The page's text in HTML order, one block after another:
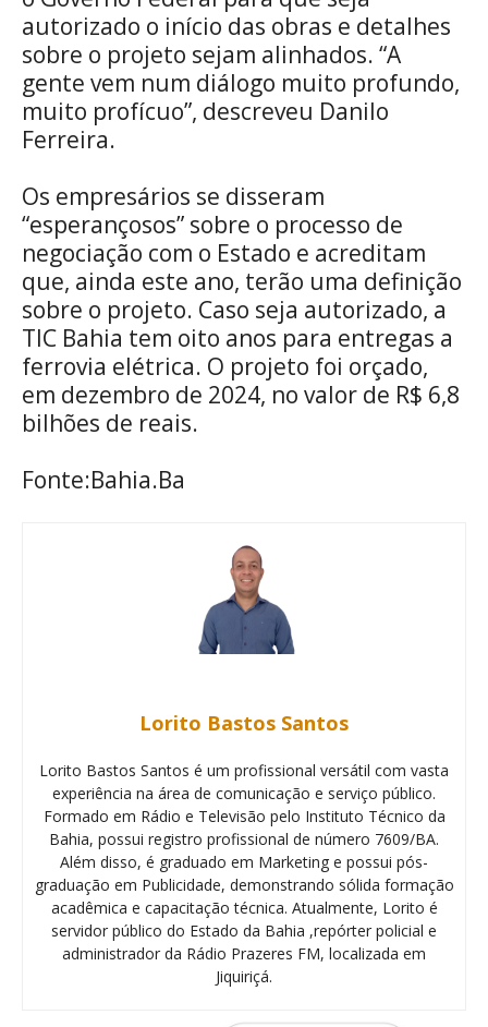
autorizado o início das obras e detalhes
sobre o projeto sejam alinhados. “A
gente vem num diálogo muito profundo,
muito profícuo”, descreveu Danilo
Ferreira.
Os empresários se disseram
“esperançosos” sobre o processo de
negociação com o Estado e acreditam
que, ainda este ano, terão uma definição
sobre o projeto. Caso seja autorizado, a
TIC Bahia tem oito anos para entregas a
ferrovia elétrica. O projeto foi orçado,
em dezembro de 2024, no valor de R$ 6,8
bilhões de reais.
Fonte:Bahia.Ba
Lorito Bastos Santos
Lorito Bastos Santos é um profissional versátil com vasta
experiência na área de comunicação e serviço público.
Formado em Rádio e Televisão pelo Instituto Técnico da
Bahia, possui registro profissional de número 7609/BA.
Além disso, é graduado em Marketing e possui pós-
graduação em Publicidade, demonstrando sólida formação
acadêmica e capacitação técnica. Atualmente, Lorito é
servidor público do Estado da Bahia ,repórter policial e
administrador da Rádio Prazeres FM, localizada em
Jiquiriçá.